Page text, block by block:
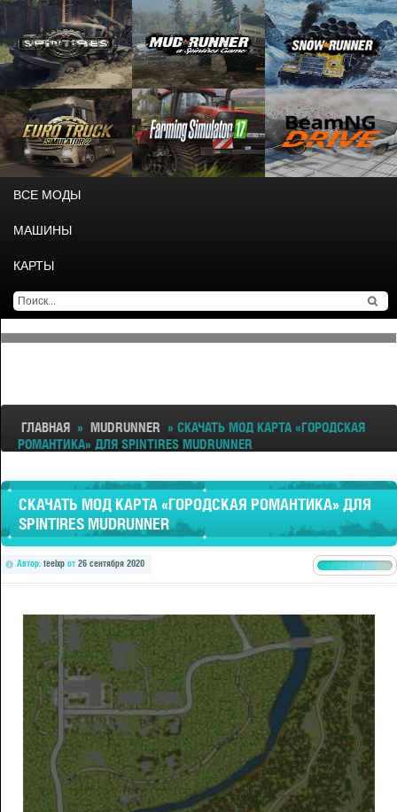
ВСЕ МОДЫ
МАШИНЫ
КАРТЫ
ГЛАВНАЯ » MUDRUNNER » СКАЧАТЬ МОД КАРТА «ГОРОДСКАЯ
РОМАНТИКА» ДЛЯ SPINTIRES MUDRUNNER
СКАЧАТЬ МОД КАРТА «ГОРОДСКАЯ РОМАНТИКА» ДЛЯ
SPINTIRES MUDRUNNER
Автор: teelxp от 26 сентября 2020